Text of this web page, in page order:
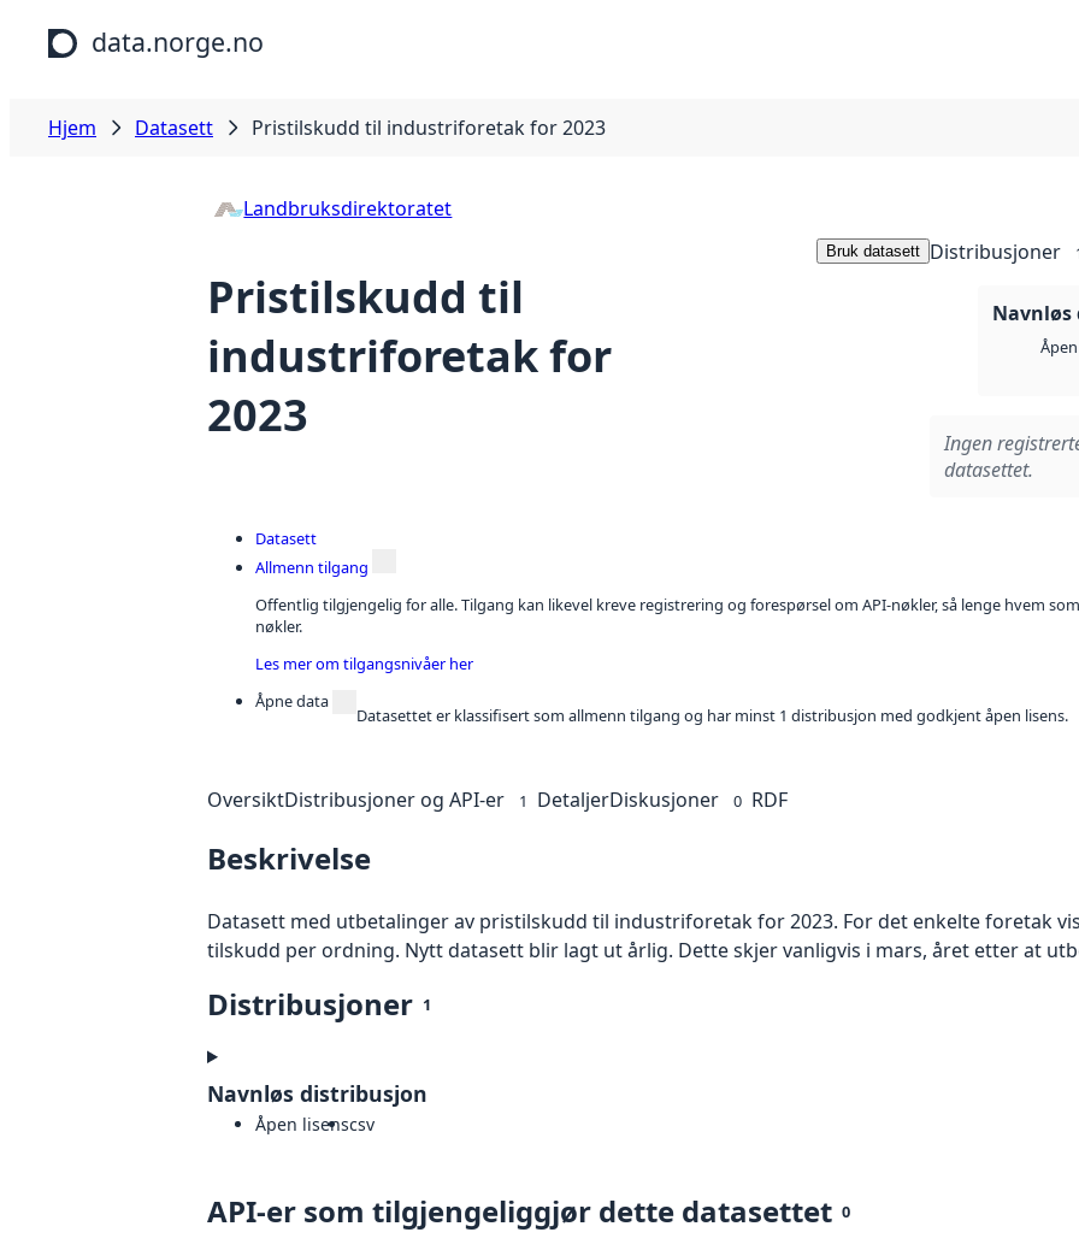
Hopp til hovedinnhold
data.norge.no
Hjem Datasett Pristilskudd til industriforetak for 2023
Landbruksdirektoratet
Pristilskudd til
industriforetak for
2023
Bruk datasett Distribusjoner
Ingen
datasettet.
Datasett
Allmenn tilgang
Offentlig tilgjengelig for alle. Tilgang kan likevel kreve registrering og forespørsel om API-nøkler, så lenge hvem
nøkler.
Les mer om tilgangsnivåer her
Åpne data
Datasettet er klassifisert som allmenn tilgang og har minst 1 distribusjon med godkjent åpen lisens.
OversiktDistribusjoner og API-er 1 DetaljerDiskusjoner 0 RDF
Beskrivelse
Datasett med utbetalinger av pristilskudd til industriforetak for 2023. For det enkelte foretak
tilskudd per ordning. Nytt datasett blir lagt ut årlig. Dette skjer vanligvis i mars, året etter at
Distribusjoner 1
Navnløs distribusjon
Åpen lisenscsv
API-er som tilgjengeliggjør dette datasettet 0